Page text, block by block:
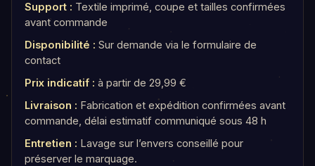
Support : Textile imprimé, coupe et tailles confirmées
avant commande
Disponibilité : Sur demande via le formulaire de
contact
Prix indicatif : à partir de 29,99 €
Livraison : Fabrication et expédition confirmées avant
commande, délai estimatif communiqué sous 48 h
Entretien : Lavage sur l’envers conseillé pour
préserver le marquage.